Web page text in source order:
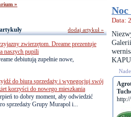
Data:
»
zwierzętom. Dreame prezentuje
naszych pupili
debiutują zupełnie nowe,
do biura sprzedaży i wynegocjuj swój
korzyści do nowego mieszkania
to dobry moment, aby odwiedzić
sprzedaży Grupy Murapol i...
dodaj artykuł »